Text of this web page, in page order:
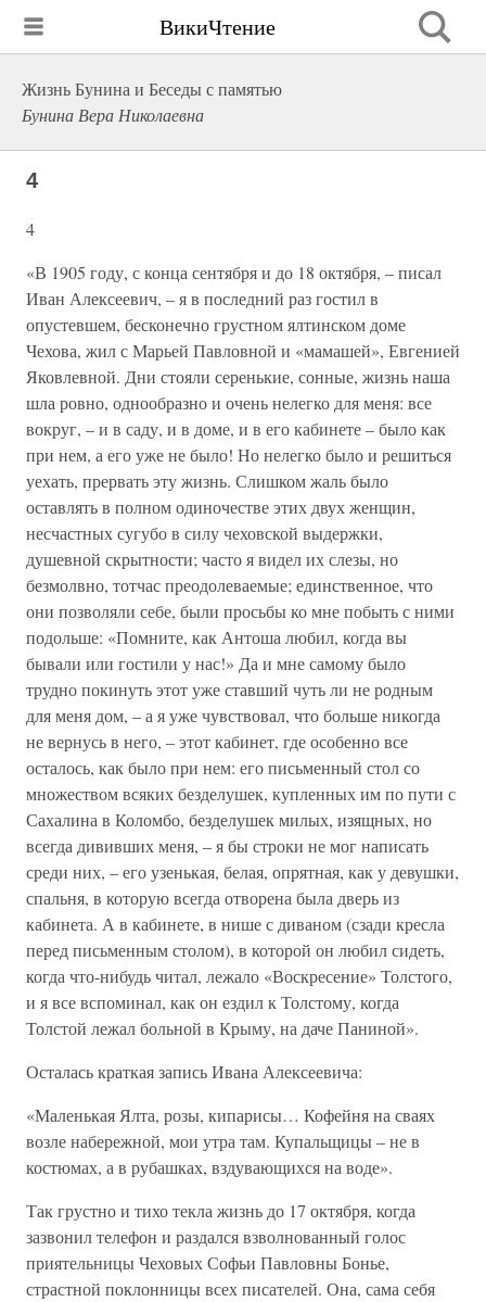
ВикиЧтение
Жизнь Бунина и Беседы с памятью
Бунина Вера Николаевна
4
4
«В 1905 году, с конца сентября и до 18 октября, – писал
Иван Алексеевич, – я в последний раз гостил в
опустевшем, бесконечно грустном ялтинском доме
Чехова, жил с Марьей Павловной и «мамашей», Евгенией
Яковлевной. Дни стояли серенькие, сонные, жизнь наша
шла ровно, однообразно и очень нелегко для меня: все
вокруг, – и в саду, и в доме, и в его кабинете – было как
при нем, а его уже не было! Но нелегко было и решиться
уехать, прервать эту жизнь. Слишком жаль было
оставлять в полном одиночестве этих двух женщин,
несчастных сугубо в силу чеховской выдержки,
душевной скрытности; часто я видел их слезы, но
безмолвно, тотчас преодолеваемые; единственное, что
они позволяли себе, были просьбы ко мне побыть с ними
подольше: «Помните, как Антоша любил, когда вы
бывали или гостили у нас!» Да и мне самому было
трудно покинуть этот уже ставший чуть ли не родным
для меня дом, – а я уже чувствовал, что больше никогда
не вернусь в него, – этот кабинет, где особенно все
осталось, как было при нем: его письменный стол со
множеством всяких безделушек, купленных им по пути с
Сахалина в Коломбо, безделушек милых, изящных, но
всегда дививших меня, – я бы строки не мог написать
среди них, – его узенькая, белая, опрятная, как у девушки,
спальня, в которую всегда отворена была дверь из
кабинета. А в кабинете, в нише с диваном (сзади кресла
перед письменным столом), в которой он любил сидеть,
когда что-нибудь читал, лежало «Воскресение» Толстого,
и я все вспоминал, как он ездил к Толстому, когда
Толстой лежал больной в Крыму, на даче Паниной».
Осталась краткая запись Ивана Алексеевича:
«Маленькая Ялта, розы, кипарисы… Кофейня на сваях
возле набережной, мои утра там. Купальщицы – не в
костюмах, а в рубашках, вздувающихся на воде».
Так грустно и тихо текла жизнь до 17 октября, когда
зазвонил телефон и раздался взволнованный голос
приятельницы Чеховых Софьи Павловны Бонье,
страстной поклонницы всех писателей. Она, сама себя